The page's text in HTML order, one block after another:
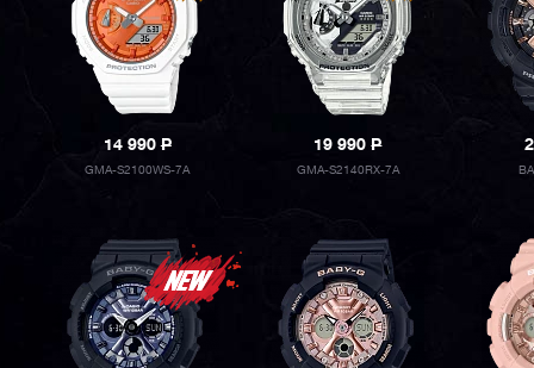
14 990P
GMA-S2100WS-7A
19 990P
GMA-S2140RX-7A